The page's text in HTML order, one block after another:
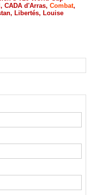
, CADA d'Arras, Combat,
, Libertés, Louise